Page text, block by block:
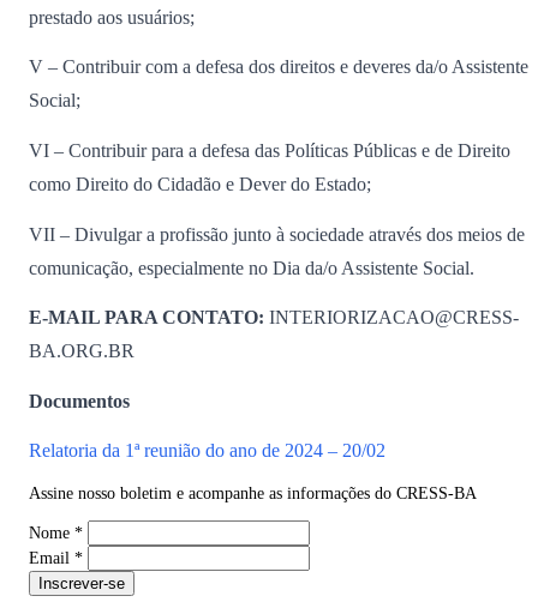
prestado aos usuários;
V – Contribuir com a defesa dos direitos e deveres da/o Assistente
Social;
VI – Contribuir para a defesa das Políticas Públicas e de Direito
como Direito do Cidadão e Dever do Estado;
VII – Divulgar a profissão junto à sociedade através dos meios de
comunicação, especialmente no Dia da/o Assistente Social.
E-MAIL PARA CONTATO: INTERIORIZACAO@CRESS-
BA.ORG.BR
Documentos
Relatoria da 1ª reunião do ano de 2024 – 20/02
Assine nosso boletim e acompanhe as informações do CRESS-BA
Nome *
Email *
Inscrever-se